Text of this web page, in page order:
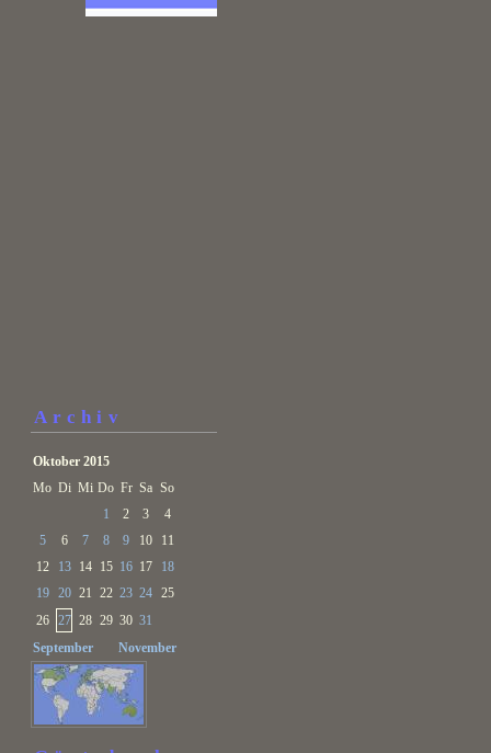
Archiv
Oktober 2015
Mo Di Mi Do Fr Sa So
1
2 3
4
5
6 7 8 9 10
11
12
13 14 15 16 17
18
19
20 21 22 23 24 25
26
27 28 29 30 31
September
November